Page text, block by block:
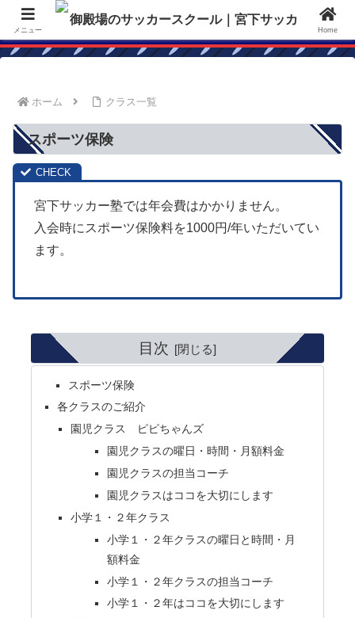
御殿場のサッカースクールなら！御殿場の宮下サッカー塾は、スクール専門な
ので他チーム、部活と併用してご利用いただけます。
ホーム クラス一覧
スポーツ保険
宮下サッカー塾では年会費はかかりません。
入会時にスポーツ保険料を1000円/年いただいてい
ます。
目次
スポーツ保険
各クラスのご紹介
園児クラス ピピちゃんズ
園児クラスの曜日・時間・月額料金
園児クラスの担当コーチ
園児クラスはココを大切にします
小学１・２年クラス
小学１・２年クラスの曜日と時間・月
額料金
小学１・２年クラスの担当コーチ
小学１・２年はココを大切にします
メニュー Home